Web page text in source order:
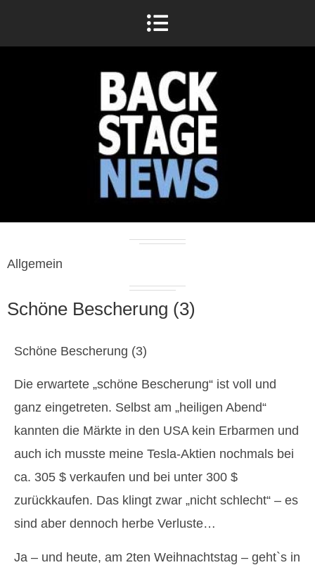
Allgemein
Schöne Bescherung (3)
Schöne Bescherung (3)
Die erwartete „schöne Bescherung“ ist voll und
ganz eingetreten. Selbst am „heiligen Abend“
kannten die Märkte in den USA kein Erbarmen und
auch ich musste meine Tesla-Aktien nochmals bei
ca. 305 $ verkaufen und bei unter 300 $
zurückkaufen. Das klingt zwar „nicht schlecht“ – es
sind aber dennoch herbe Verluste…
Ja – und heute, am 2ten Weihnachtstag – geht`s in